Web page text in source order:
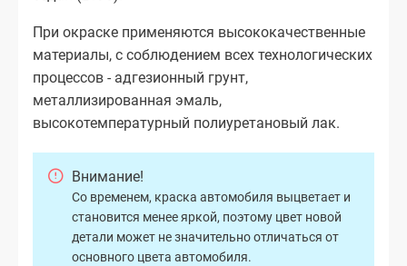
При окраске применяются высококачественные
материалы, с соблюдением всех технологических
процессов - адгезионный грунт,
металлизированная эмаль,
высокотемпературный полиуретановый лак.
Внимание!
Со временем, краска автомобиля выцветает и
становится менее яркой, поэтому цвет новой
детали может не значительно отличаться от
основного цвета автомобиля.